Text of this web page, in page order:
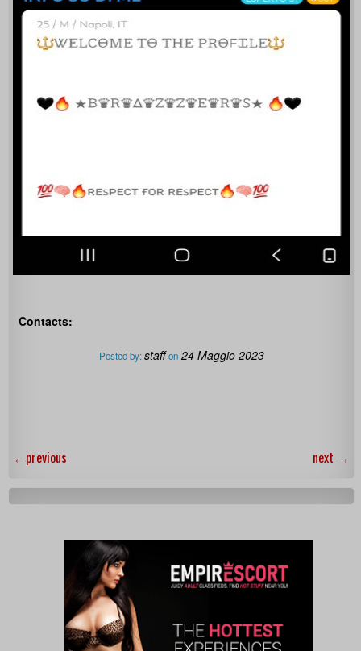
Contacts:
Posted by:staff on 24 Maggio 2023
←previous next →